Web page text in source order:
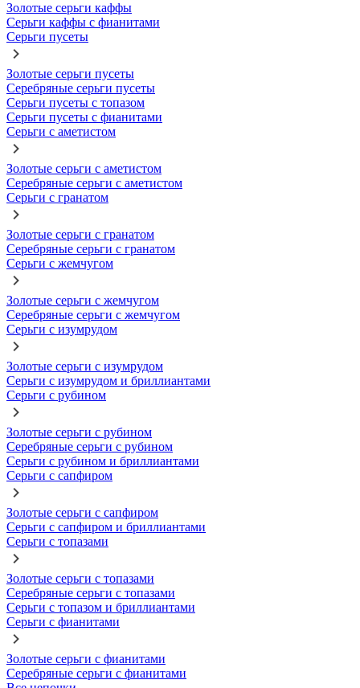
Золотые серьги каффы
Серьги каффы с фианитами
Серьги пусеты
Золотые серьги пусеты
Серебряные серьги пусеты
Серьги пусеты с топазом
Серьги пусеты с фианитами
Серьги с аметистом
Золотые серьги с аметистом
Серебряные серьги с аметистом
Серьги с гранатом
Золотые серьги с гранатом
Серебряные серьги с гранатом
Серьги с жемчугом
Золотые серьги с жемчугом
Серебряные серьги с жемчугом
Серьги с изумрудом
Золотые серьги с изумрудом
Серьги с изумрудом и бриллиантами
Серьги с рубином
Золотые серьги с рубином
Серебряные серьги с рубином
Серьги с рубином и бриллиантами
Серьги с сапфиром
Золотые серьги с сапфиром
Серьги с сапфиром и бриллиантами
Серьги с топазами
Золотые серьги с топазами
Серебряные серьги с топазами
Серьги с топазом и бриллиантами
Серьги с фианитами
Золотые серьги с фианитами
Серебряные серьги с фианитами